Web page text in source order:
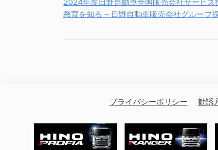
教育を知る – 日野自動車販売会社グループ
プライバシーポリシー 勧誘